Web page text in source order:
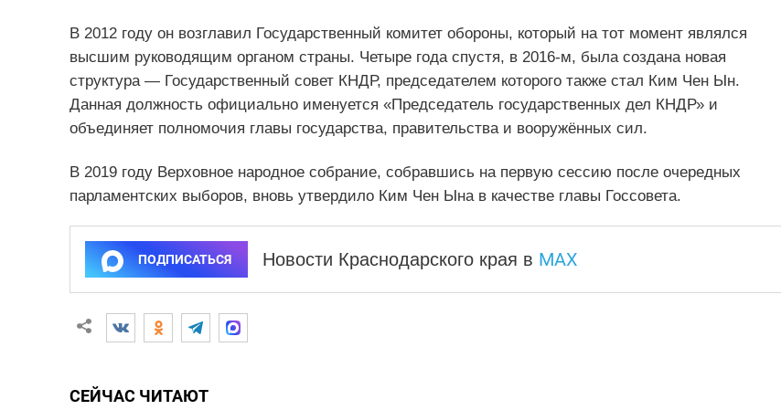
В 2012 году он возглавил Государственный комитет обороны, который на тот момент являлся
высшим руководящим органом страны. Четыре года спустя, в 2016-м, была создана новая
структура — Государственный совет КНДР, председателем которого также стал Ким Чен Ын.
Данная должность официально именуется «Председатель государственных дел КНДР» и
объединяет полномочия главы государства, правительства и вооружённых сил.
В 2019 году Верховное народное собрание, собравшись на первую сессию после очередных
парламентских выборов, вновь утвердило Ким Чен Ына в качестве главы Госсовета.
ПОДПИСАТЬСЯ Новости Краснодарского края в MAX
СЕЙЧАС ЧИТАЮТ